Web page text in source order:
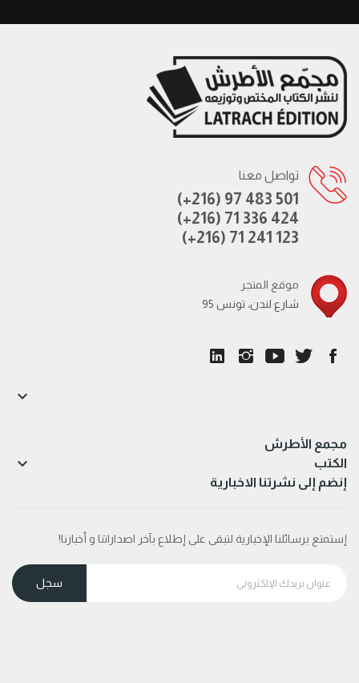
تواصل معنا
(+216) 97 483 501
(+216) 71 336 424
(+216) 71 241 123
موقع المتجر
95 شارع لندن، تونس
مجمع الأطرش

الكتب 
إنضم إلى نشرتنا الاخبارية
إستمتع برسائلنا الإخبارية لتبقى على إطلاع بآخر اصداراتنا و أخبارنا!